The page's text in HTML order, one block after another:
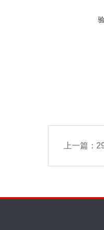
上一篇：